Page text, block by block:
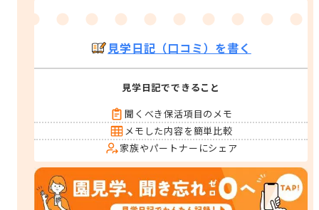
見学日記（口コミ）を書く
見学日記でできること
聞くべき保活項目のメモ
メモした内容を簡単比較
家族やパートナーにシェア